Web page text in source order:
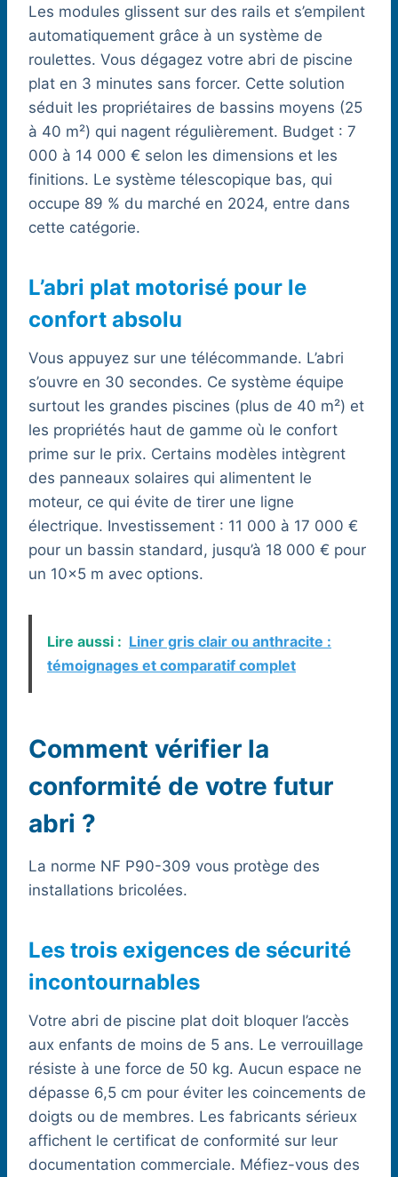
Les modules glissent sur des rails et s’empilent
automatiquement grâce à un système de
roulettes. Vous dégagez votre abri de piscine
plat en 3 minutes sans forcer. Cette solution
séduit les propriétaires de bassins moyens (25
à 40 m²) qui nagent régulièrement. Budget : 7
000 à 14 000 € selon les dimensions et les
finitions. Le système télescopique bas, qui
occupe 89 % du marché en 2024, entre dans
cette catégorie.
L’abri plat motorisé pour le
confort absolu
Vous appuyez sur une télécommande. L’abri
s’ouvre en 30 secondes. Ce système équipe
surtout les grandes piscines (plus de 40 m²) et
les propriétés haut de gamme où le confort
prime sur le prix. Certains modèles intègrent
des panneaux solaires qui alimentent le
moteur, ce qui évite de tirer une ligne
électrique. Investissement : 11 000 à 17 000 €
pour un bassin standard, jusqu’à 18 000 € pour
un 10×5 m avec options.
Lire aussi : Liner gris clair ou anthracite :
témoignages et comparatif complet
Comment vérifier la
conformité de votre futur
abri ?
La norme NF P90-309 vous protège des
installations bricolées.
Les trois exigences de sécurité
incontournables
Votre abri de piscine plat doit bloquer l’accès
aux enfants de moins de 5 ans. Le verrouillage
résiste à une force de 50 kg. Aucun espace ne
dépasse 6,5 cm pour éviter les coincements de
doigts ou de membres. Les fabricants sérieux
affichent le certificat de conformité sur leur
documentation commerciale. Méfiez-vous des